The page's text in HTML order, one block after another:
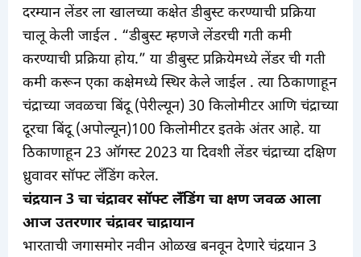
दरम्यान लेंडर ला खालच्या कक्षेत डीबुस्ट करण्याची प्रक्रिया
चालू केली जाईल . “डीबुस्ट म्हणजे लेंडरची गती कमी
करण्याची प्रक्रिया होय.” या डीबुस्ट प्रक्रियेमध्ये लेंडर ची गती
कमी करून एका कक्षेमध्ये स्थिर केले जाईल . त्या ठिकाणाहून
चंद्राच्या जवळचा बिंदू (पेरील्यून) 30 किलोमीटर आणि चंद्राच्या
दूरचा बिंदू (अपोल्यून)100 किलोमीटर इतके अंतर आहे. या
ठिकाणाहून 23 ऑगस्ट 2023 या दिवशी लेंडर चंद्राच्या दक्षिण
ध्रुवावर सॉफ्ट लँडिंग करेल.
चंद्रयान 3 चा चंद्रावर सॉफ्ट लँडिंग चा क्षण जवळ आला
आज उतरणार चंद्रावर चाद्रायान
भारताची जगासमोर नवीन ओळख बनवून देणारे चंद्रयान 3